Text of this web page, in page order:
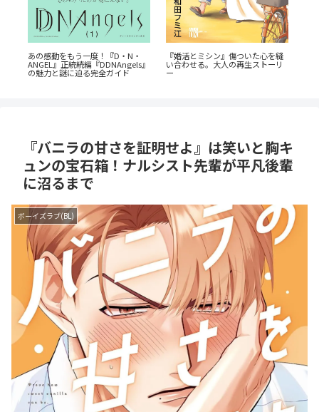
あの感動をもう一度！『D・N・
ANGEL』正統続編『DDNAngels』
の魅力と謎に迫る完全ガイド
『婚活とミシン』傷ついた心を縫
い合わせる。大人の再生ストーリ
ー
『バニラの甘さを証明せよ』は笑いと胸キ
ュンの宝石箱！ナルシスト先輩が平凡後輩
に沼るまで
ボーイズラブ(BL)